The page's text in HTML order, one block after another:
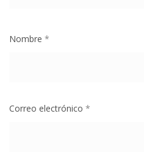
Nombre *
Correo electrónico *